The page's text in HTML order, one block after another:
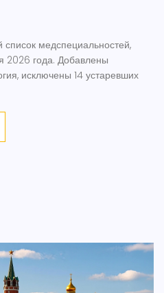
медспециальностей,
2026 года. Добавлены
исключены 14 устаревших